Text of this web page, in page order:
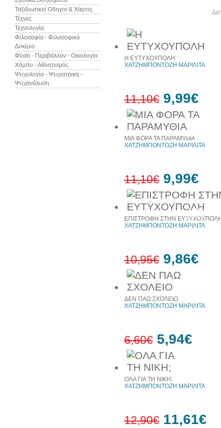
Ταξιδιωτικοί Οδηγοί & Χάρτες
Τέχνες
Τεχνολογία
Φιλοσοφία - Φιλοσοφικό
Δοκίμιο
Φύση - Περιβάλλον - Οικολογία
Χόμπυ - Αθλητισμός
Ψυχολογία - Ψυχιατρική -
Ψυχανάλυση
έκπτωση
Η ΕΥΤΥΧΟΥΠΟΛΗ
ΧΑΤΖΗΜΠΟΝΤΟΖΗ ΜΑΡΙΛΙΤΑ
11,10€ 9,99€
10%
έκπτωση
ΜΙΑ ΦΟΡΑ ΤΑ ΠΑΡΑΜΥΘΙΑ
ΧΑΤΖΗΜΠΟΝΤΟΖΗ ΜΑΡΙΛΙΤΑ
11,10€ 9,99€
ΕΠΙΣΤΡΟΦΗ ΣΤΗΝ
ΧΑΤΖΗΜΠΟΝΤΟΖΗ ΜΑΡΙΛΙΤΑ
10,95€ 9,86€
ΔΕΝ ΠΑΩ ΣΧΟΛΕΙΟ
ΧΑΤΖΗΜΠΟΝΤΟΖΗ ΜΑΡΙΛΙΤΑ
6,60€ 5,94€
ΟΛΑ ΓΙΑ ΤΗ ΝΙΚΗ;
ΧΑΤΖΗΜΠΟΝΤΟΖΗ ΜΑΡΙΛΙΤΑ
12,90€ 11,61€